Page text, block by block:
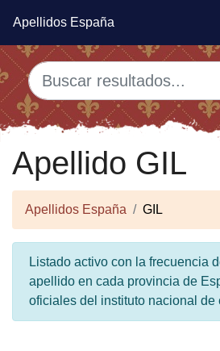
Apellidos España
Apellido GIL
Apellidos España GIL
Listado activo con la frecuencia
apellido en cada provincia de
oficiales del instituto nacional de